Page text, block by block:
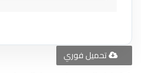
تحميل فوري